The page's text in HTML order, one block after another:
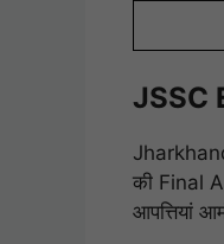
JSSC
की Final
आपत्तियां